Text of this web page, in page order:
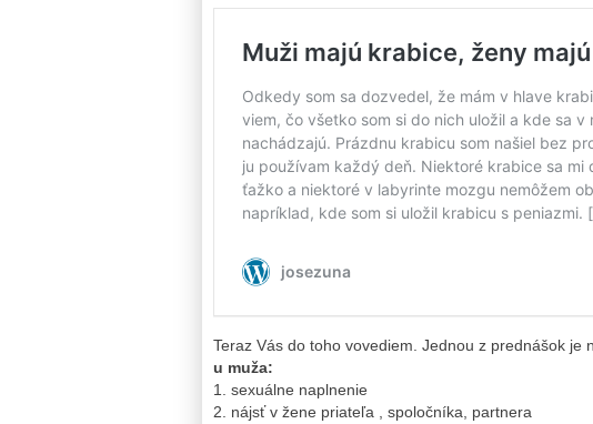
Teraz Vás do toho vovediem. Jednou z prednášok je
u muža:
1. sexuálne naplnenie
2. nájsť v žene priateľa , spoločníka, partnera